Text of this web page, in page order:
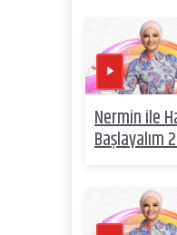
Nermin ile
Başlayalım